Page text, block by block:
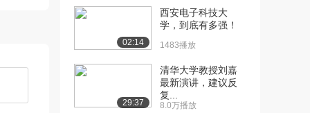
[8] 西安电子科技大学公开
课：拉普拉斯变...
22:01
[9] 西安电子科技大学公开
课：拉普拉斯变...
4908播放
05:52
02:14
西安电子科技大
学，到底有多强！
1483播放
29:37
清华大学教授刘嘉
最新演讲，建议反
复...
8.0万播放